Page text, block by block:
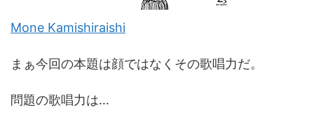
Mone Kamishiraishi
まぁ今回の本題は顔ではなくその歌唱力だ。
問題の歌唱力は…